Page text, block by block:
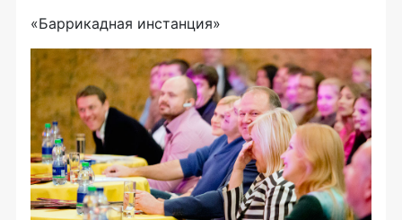
«Баррикадная инстанция»